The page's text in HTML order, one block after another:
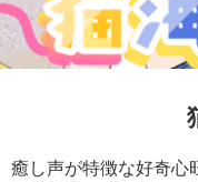
癒し声が特徴な好奇心